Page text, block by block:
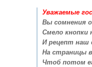
Уважаемые
Вы сомнения
Смело кнопки
И рецепт наш
На страницы
Чтоб потом